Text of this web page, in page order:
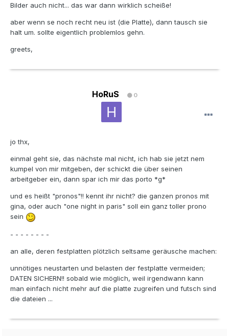
Bilder auch nicht... das war dann wirklich scheiße!
aber wenn se noch recht neu ist (die Platte), dann tausch sie
halt um. sollte eigentlich problemlos gehn.
greets,
HoRuS 0
jo thx,
einmal geht sie, das nächste mal nicht, ich hab sie jetzt nem
kumpel von mir mitgeben, der schickt die über seinen
arbeitgeber ein, dann spar ich mir das porto *g*
und es heißt "pronos"!! kennt ihr nicht? die ganzen pronos mit
gina, oder auch "one night in paris" soll ein ganz toller prono
sein
- - - - - - - -
an alle, deren festplatten plötzlich seltsame geräusche machen:
unnötiges neustarten und belasten der festplatte vermeiden;
DATEN SICHERN!! sobald wie möglich, weil irgendwann kann
man einfach nicht mehr auf die platte zugreifen und futsch sind
die dateien ...